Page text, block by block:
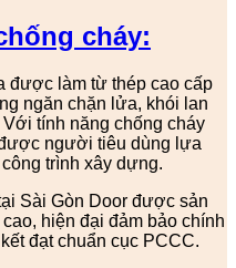
cháy:
được làm từ thép cao cấp
ngăn chặn lửa, khói lan
tính năng chống cháy
người tiêu dùng lựa
trình xây dựng.
Sài Gòn Door được sản
hiện đại đảm bảo chính
đạt chuẩn cục PCCC.